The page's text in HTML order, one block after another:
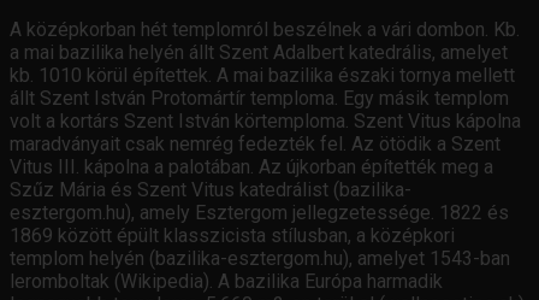
A középkorban hét templomról beszélnek a vári dombon. Kb.
a mai bazilika helyén állt Szent Adalbert katedrális, amelyet
kb. 1010 körül építettek. A mai bazilika északi tornya mellett
állt Szent István Protomártír temploma. Egy másik templom
volt a kortárs Szent István körtemploma. Szent Vitus kápolna
maradványait csak nemrég fedezték fel. Az ötödik a Szent
Vitus III. kápolna a palotában. Az újkorban építették meg a
Szűz Mária és Szent Vitus katedrálist (bazilika-
esztergom.hu), amely Esztergom jellegzetessége. 1822 és
1869 között épült klasszicista stílusban, a középkori
templom helyén (bazilika-esztergom.hu), amelyet 1543-ban
leromboltak (Wikipedia). A bazilika Európa harmadik